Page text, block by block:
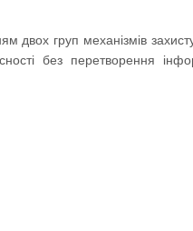
двох груп механізмів
без перетворення